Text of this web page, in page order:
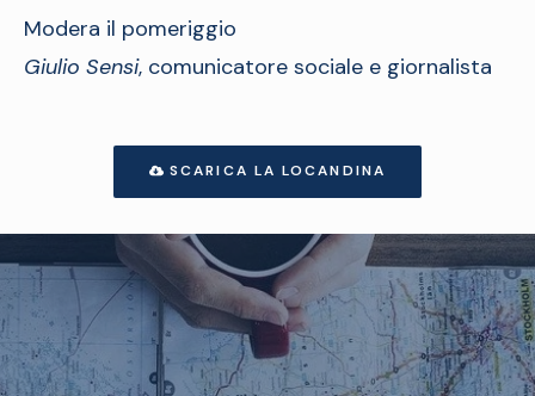
Modera il pomeriggio
Giulio Sensi, comunicatore sociale e giornalista
SCARICA LA LOCANDINA